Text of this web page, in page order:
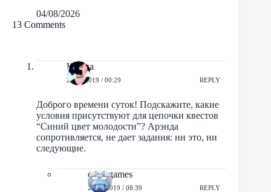
04/08/2026
13 Comments
Ирина
20/02/2019 / 00:29 REPLY
Доброго времени суток! Подскажите, какие
условия присутствуют для цепочки квестов
“Синий цвет молодости”? Арэнда
сопротивляется, не дает задания: ни это, ни
следующие.
orbit-games
20/02/2019 / 08:39 REPLY